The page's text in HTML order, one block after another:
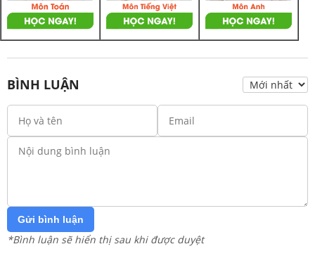
BÌNH LUẬN
Gửi bình luận
*Bình luận sẽ hiển thị sau khi được duyệt